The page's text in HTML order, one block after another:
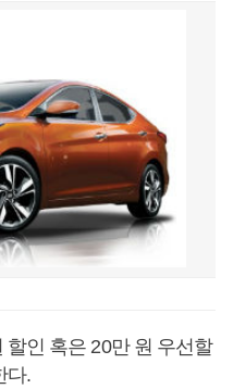
인 혹은 20만 원 우선할
다.